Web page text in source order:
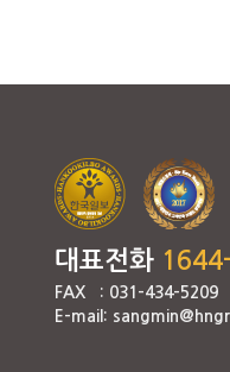
대표전화
FAX : 031-434-5209
E-mail: